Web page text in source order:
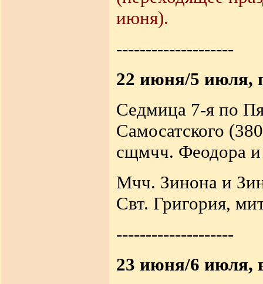
июня).
--------------------
22 июня/5 июля,
Седмица 7-я по
Самосатского
сщмчч. Феодора и
Мчч. Зинона и
Свт. Григория,
--------------------
23 июня/6 июля,